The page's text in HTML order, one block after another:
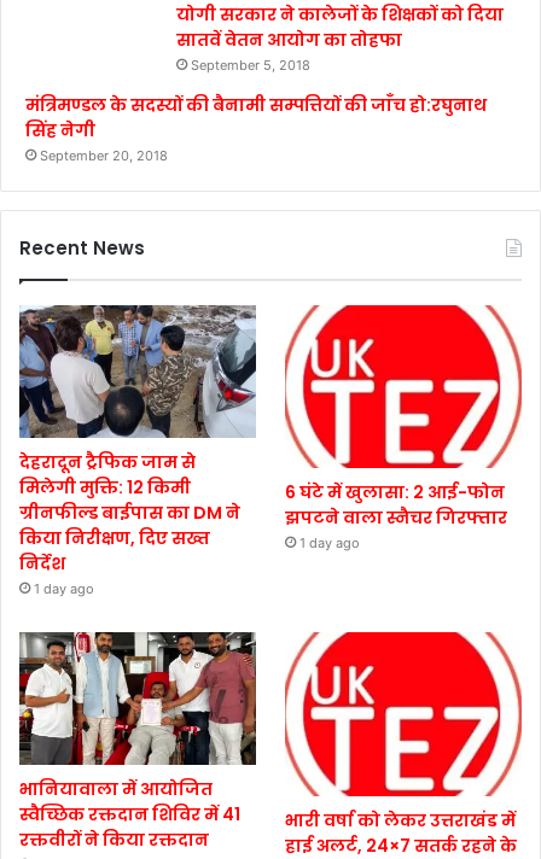
योगी सरकार ने कालेजों के शिक्षकों को दिया
सातवें वेतन आयोग का तोहफा
September 5, 2018
मंत्रिमण्डल के सदस्यों की बैनामी सम्पत्तियों की जाँच हो:रघुनाथ
सिंह नेगी
September 20, 2018
Recent News
देहरादून ट्रैफिक जाम से
मिलेगी मुक्ति: 12 किमी
ग्रीनफील्ड बाईपास का DM ने
किया निरीक्षण, दिए सख्त
निर्देश
1 day ago
6 घंटे में खुलासा: 2 आई-फोन
झपटने वाला स्नैचर गिरफ्तार
1 day ago
भानियावाला में आयोजित
स्वैच्छिक रक्तदान शिविर में 41
रक्तवीरों ने किया रक्तदान
भारी वर्षा को लेकर उत्तराखंड में
हाई अलर्ट, 24×7 सतर्क रहने के